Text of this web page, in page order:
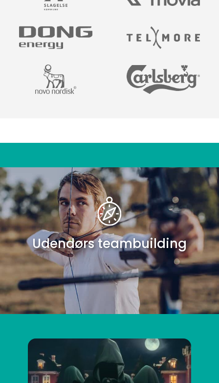
Udendørs teambuilding